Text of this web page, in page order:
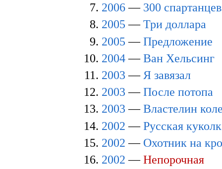
2006— 300 спартанцев
2005 —Три доллара
2005 —Предложение
2004—Ван Хельсинг
2003 — Я завязал
2003 —После потопа
2003 —Властелин
2002 —Русская
2002 — Охотник на
2002 —Непорочная